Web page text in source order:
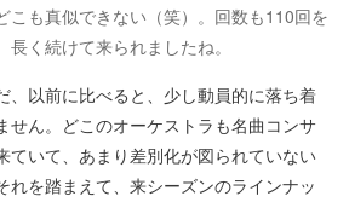
こも真似できない（笑）。回数も110回を
く続けて来られましたね。
、以前に比べると、少し動員的に落ち着
せん。どこのオーケストラも名曲コンサ
ていて、あまり差別化が図られていない
れを踏まえて、来シーズンのラインナッ